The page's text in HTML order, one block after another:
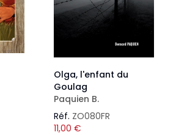
Olga, l'enfant du
Goulag
Paquien B.
Réf. ZO080FR
11,00 €